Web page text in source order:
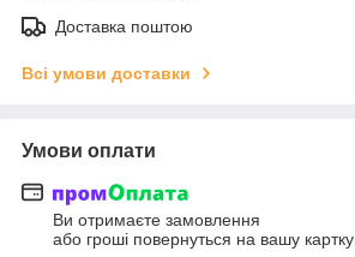
Доставка поштою
Всі умови доставки
Умови оплати
Ви отримаєте замовлення
або гроші повернуться на вашу картку